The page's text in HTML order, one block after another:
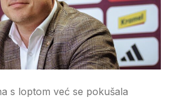
s loptom već se pokušala